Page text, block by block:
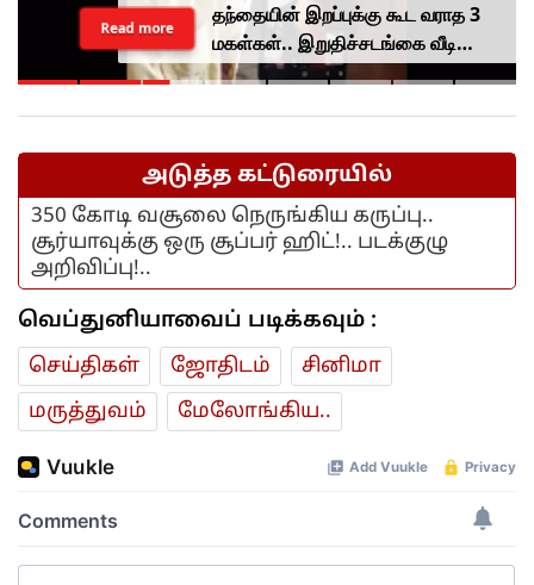
தந்தையின் இறப்புக்கு கூட வராத 3
மகள்கள்.. இறுதிச்சடங்கை வீடியோ
காலில் பார்த்த கொடுமை.. மனிதம்
Read more
அடுத்த கட்டுரையில்
350 கோடி வசூலை நெருங்கிய கருப்பு..
சூர்யாவுக்கு ஒரு சூப்பர் ஹிட்!.. படக்குழு
அறிவிப்பு!..
வெப்துனியாவைப் படிக்கவும் :
செய்திகள் ஜோ‌திட‌ம்
சினிமா
மரு‌த்துவ‌ம்
மேலோங்கிய..